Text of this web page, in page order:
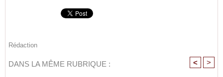
Rédaction
DANS LA MÊME RUBRIQUE : < >